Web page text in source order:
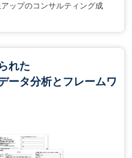
ップのコンサルティング成
れた
ータ分析とフレームワ